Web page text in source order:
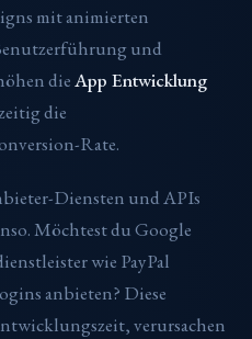
mit animierten
und
dieApp Entwicklung
die
Rate.
Diensten und APIs
Möchtest du Google
wie PayPal
anbieten? Diese
verursachen